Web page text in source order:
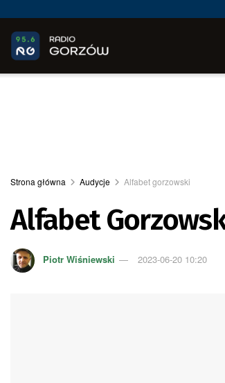
Strona główna Audycje Alfabet gorzowski
Alfabet Gorzowski
Piotr Wiśniewski 2023-06-20 10:20